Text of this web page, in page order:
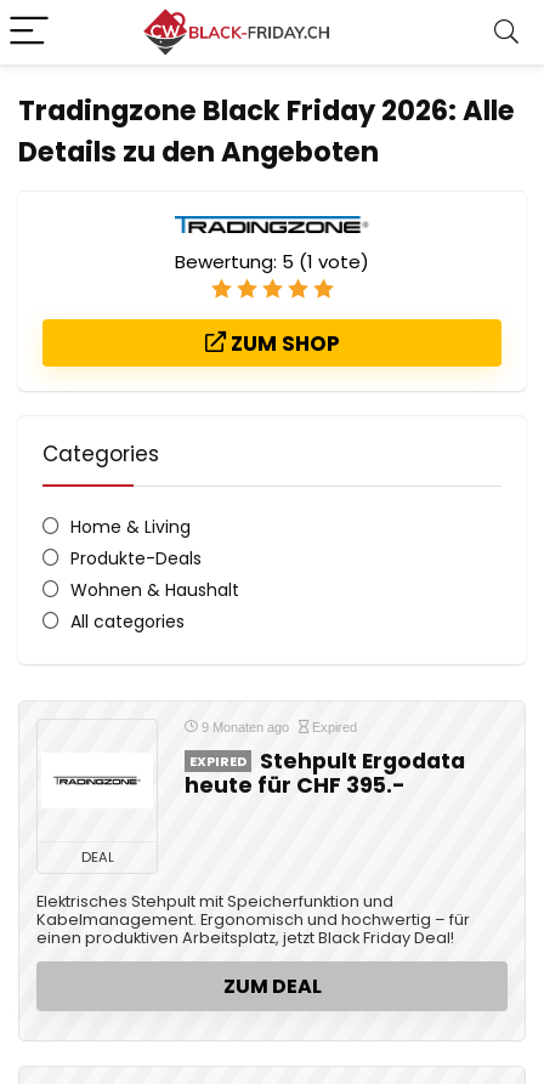
Tradingzone Black Friday 2026: Alle
Details zu den Angeboten
Bewertung: 5 (1 vote)
ZUM SHOP
Categories
Home & Living
Produkte-Deals
Wohnen & Haushalt
All categories
DEAL
9 Monaten ago Expired
EXPIRED
Stehpult Ergodata
heute für CHF 395.-
Elektrisches Stehpult mit Speicherfunktion und
Kabelmanagement. Ergonomisch und hochwertig – für
einen produktiven Arbeitsplatz, jetzt Black Friday Deal!
ZUM DEAL